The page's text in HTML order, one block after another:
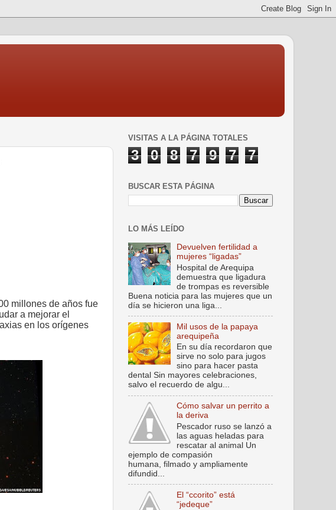
millones de años fue
a mejorar el
en los orígenes
VISITAS A LA PÁGINA TOTALES
3 0 8 7 9 7 7
BUSCAR ESTA PÁGINA
LO MÁS LEÍDO
Devuelven fertilidad a
mujeres “ligadas”
Hospital de Arequipa
demuestra que ligadura
de trompas es reversible
Buena noticia para las mujeres que un
día se hicieron una liga...
Mil usos de la papaya
arequipeña
En su día recordaron que
sirve no solo para jugos
sino para hacer pasta
dental Sin mayores celebraciones,
salvo el recuerdo de algu...
Cómo salvar un perrito a
la deriva
Pescador ruso se lanzó a
las aguas heladas para
rescatar al animal Un
ejemplo de compasión
humana, filmado y ampliamente
difundid...
El “ccorito” está
“jedeque”